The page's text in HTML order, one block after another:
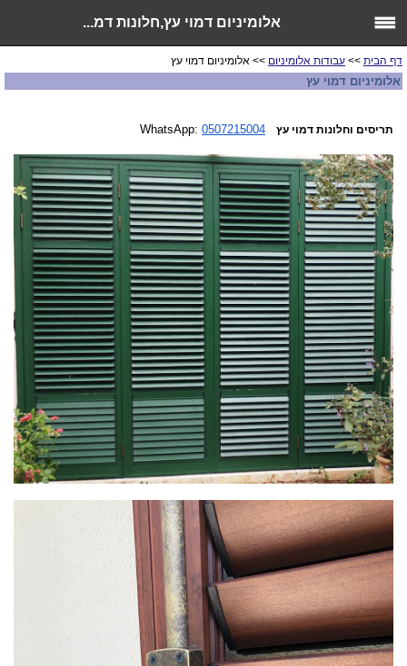
אלומיניום דמוי עץ,חלונות דמ...
דף הבית >> עבודות אלומיניום >> אלומיניום דמוי עץ
אלומיניום דמוי עץ
תריסים וחלונות דמוי עץ WhatsApp: 0507215004